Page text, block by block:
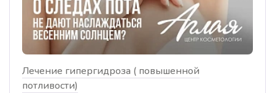
Лечение гипергидроза ( повышенной
потливости)